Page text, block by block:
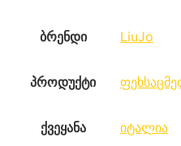
ბრენდი LiuJo
პროდუქტი
ქვეყანა იტალია